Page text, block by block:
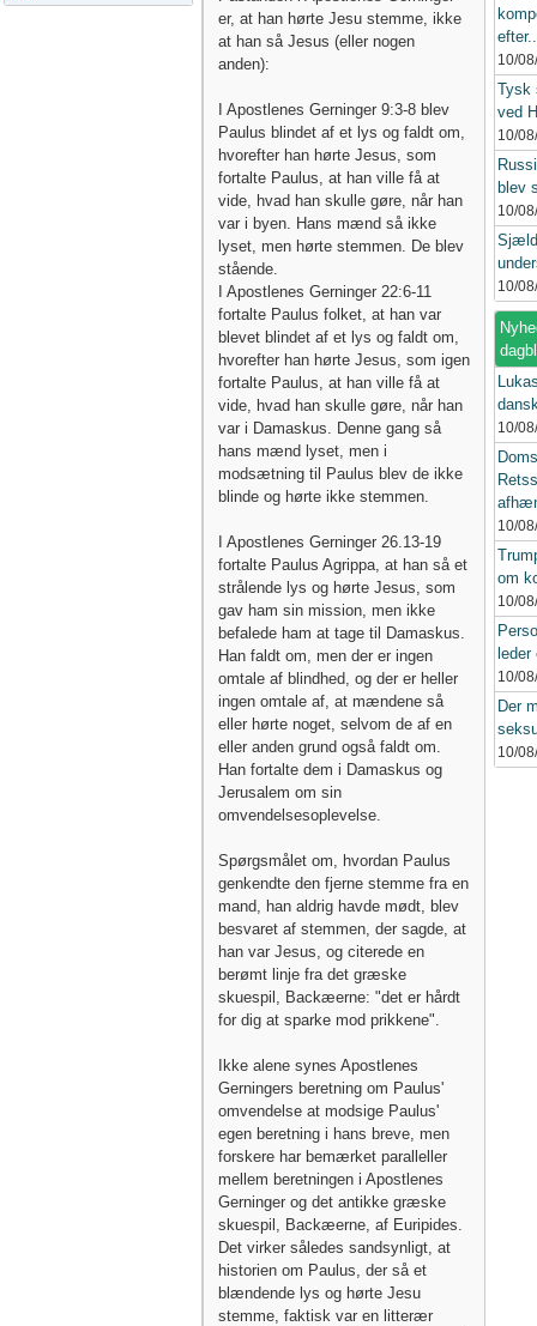
er, at han hørte Jesu stemme, ikke
at han så Jesus (eller nogen
anden):
I Apostlenes Gerninger 9:3-8 blev
Paulus blindet af et lys og faldt om,
hvorefter han hørte Jesus, som
fortalte Paulus, at han ville få at
vide, hvad han skulle gøre, når han
var i byen. Hans mænd så ikke
lyset, men hørte stemmen. De blev
stående.
I Apostlenes Gerninger 22:6-11
fortalte Paulus folket, at han var
blevet blindet af et lys og faldt om,
hvorefter han hørte Jesus, som igen
fortalte Paulus, at han ville få at
vide, hvad han skulle gøre, når han
var i Damaskus. Denne gang så
hans mænd lyset, men i
modsætning til Paulus blev de ikke
blinde og hørte ikke stemmen.
I Apostlenes Gerninger 26.13-19
fortalte Paulus Agrippa, at han så et
strålende lys og hørte Jesus, som
gav ham sin mission, men ikke
befalede ham at tage til Damaskus.
Han faldt om, men der er ingen
omtale af blindhed, og der er heller
ingen omtale af, at mændene så
eller hørte noget, selvom de af en
eller anden grund også faldt om.
Han fortalte dem i Damaskus og
Jerusalem om sin
omvendelsesoplevelse.
Spørgsmålet om, hvordan Paulus
genkendte den fjerne stemme fra en
mand, han aldrig havde mødt, blev
besvaret af stemmen, der sagde, at
han var Jesus, og citerede en
berømt linje fra det græske
skuespil, Backæerne: "det er hårdt
for dig at sparke mod prikkene".
Ikke alene synes Apostlenes
Gerningers beretning om Paulus'
omvendelse at modsige Paulus'
egen beretning i hans breve, men
forskere har bemærket paralleller
mellem beretningen i Apostlenes
Gerninger og det antikke græske
skuespil, Backæerne, af Euripides.
Det virker således sandsynligt, at
historien om Paulus, der så et
blændende lys og hørte Jesu
stemme, faktisk var en litterær
efter..
10/
Tysk
ved
10/
blev
10/
10/
10/
10/
om
10/
10/
Der
10/